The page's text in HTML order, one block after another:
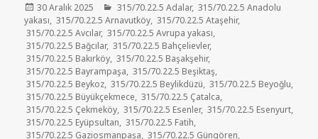
Yayın
tarihi
30 Aralık 2025 Kategoriler
315/70.22.5 Adalar, 315/70.22.5 Anadolu
yakası, 315/70.22.5 Arnavutköy, 315/70.22.5 Ataşehir,
315/70.22.5 Avcılar, 315/70.22.5 Avrupa yakası,
315/70.22.5 Bağcılar, 315/70.22.5 Bahçelievler,
315/70.22.5 Bakırköy, 315/70.22.5 Başakşehir,
315/70.22.5 Bayrampaşa, 315/70.22.5 Beşiktaş,
315/70.22.5 Beykoz, 315/70.22.5 Beylikdüzü, 315/70.22.5 Beyoğlu,
315/70.22.5 Büyükçekmece, 315/70.22.5 Çatalca,
315/70.22.5 Çekmeköy, 315/70.22.5 Esenler, 315/70.22.5 Esenyurt,
315/70.22.5 Eyüpsultan, 315/70.22.5 Fatih,
315/70.22.5 Gaziosmanpaşa, 315/70.22.5 Güngören,